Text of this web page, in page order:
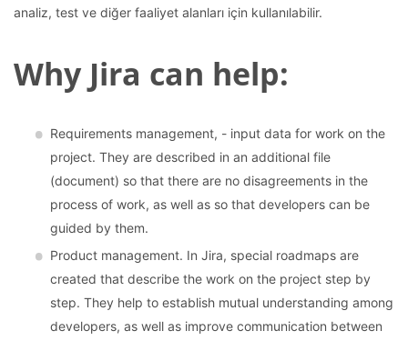
analiz, test ve diğer faaliyet alanları için kullanılabilir.
Why Jira can help:
Requirements management, - input data for work on the
project. They are described in an additional file
(document) so that there are no disagreements in the
process of work, as well as so that developers can be
guided by them.
Product management. In Jira, special roadmaps are
created that describe the work on the project step by
step. They help to establish mutual understanding among
developers, as well as improve communication between